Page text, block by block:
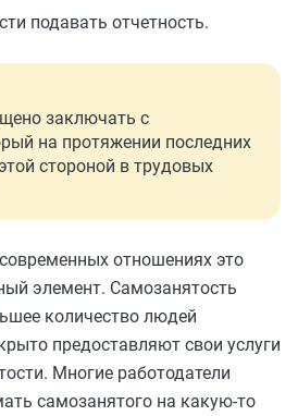
подавать отчетность.
заключать с
на протяжении последних
стороной в трудовых
отношениях это
элемент. Самозанятость
количество людей
предоставляют свои услуги
Многие работодатели
самозанятого на какую-то